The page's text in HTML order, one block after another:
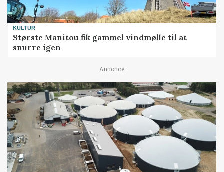
KULTUR
Største Manitou fik gammel vindmølle til at
snurre igen
Annonce